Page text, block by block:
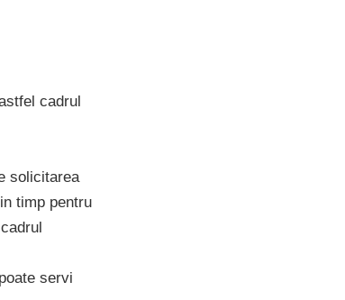
cadrul
solicitarea
timp pentru
servi